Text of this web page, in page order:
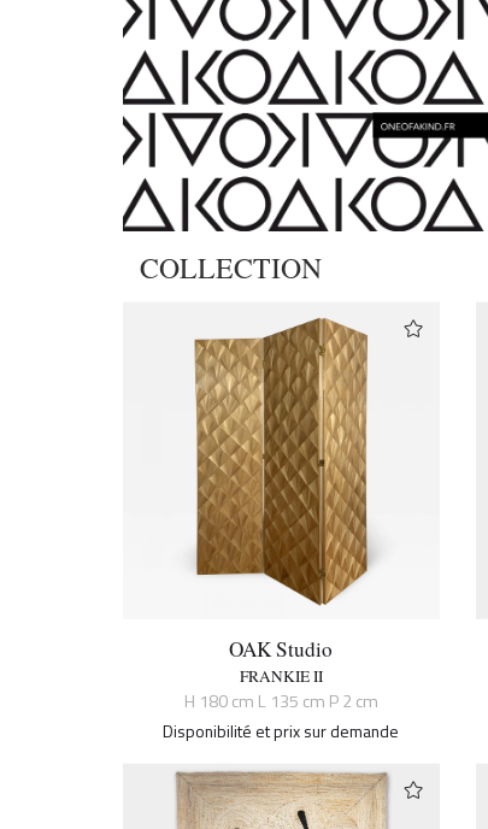
COLLECTION
OAK Studio
FRANKIE II
H 180 cm L 135 cm P 2 cm
Disponibilité et prix sur demande